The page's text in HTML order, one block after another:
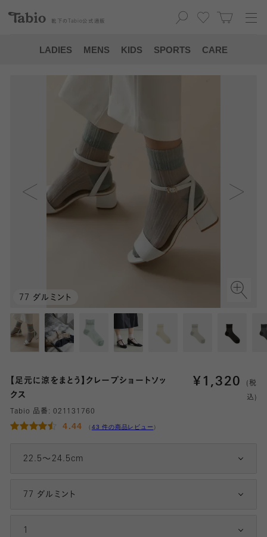
靴下の Tabio 公式通販
LADIES MENS KIDS SPORTS CARE
77 ダルミント
【足元に涼をまとう】クレープショートソッ
クス
Tabio 品番: 021131760
4.44 （ 43 件の商品レビュー ）
¥ 1,320
(税
込)
22.5～24.5cm
77 ダルミント